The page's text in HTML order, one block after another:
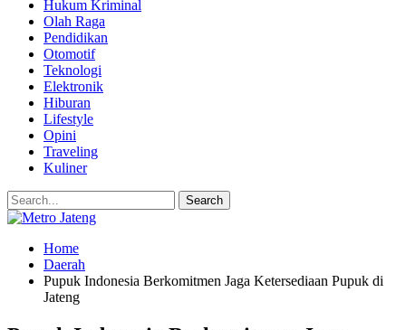
Hukum Kriminal
Olah Raga
Pendidikan
Otomotif
Teknologi
Elektronik
Hiburan
Lifestyle
Opini
Traveling
Kuliner
Home
Daerah
Pupuk Indonesia Berkomitmen Jaga Ketersediaan Pupuk di
Jateng